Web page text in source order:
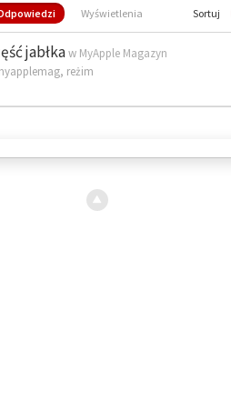
Wyświetlenia Sortuj
jabłkaw MyApple Magazyn
, reżim